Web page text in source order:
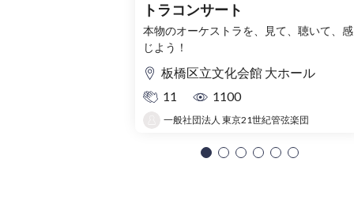
トラコンサート
本物のオーケストラを、見て、聴いて、感
じよう！
板橋区立文化会館 大ホール
11
1100
一般社団法人 東京21世紀管弦楽団